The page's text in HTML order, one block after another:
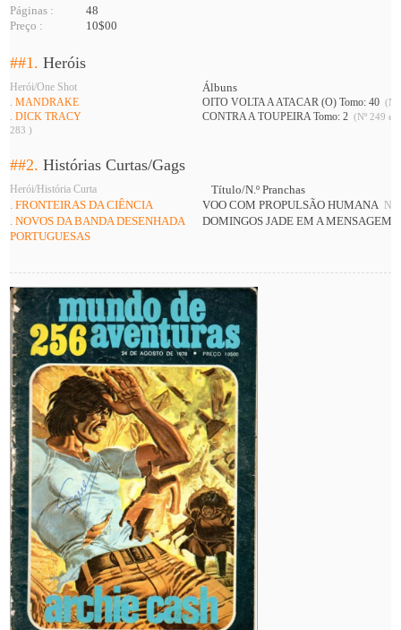
Páginas :
48
Preço :
10$00
##1.Heróis
Herói/One Shot Álbuns
. MANDRAKE OITO VOLTA A ATACAR (O) Tomo: 40
. DICK TRACY CONTRA A TOUPEIRA Tomo: 2 (Nº 249 e
283 )
##2.Histórias Curtas/Gags
Herói/História Curta
Título/N.º Pranchas
. FRONTEIRAS DA CIÊNCIA
VOO COM PROPULSÃO HUMANA N.
. NOVOS DA BANDA DESENHADA
PORTUGUESAS
DOMINGOS JADE EM A MENSAGEM